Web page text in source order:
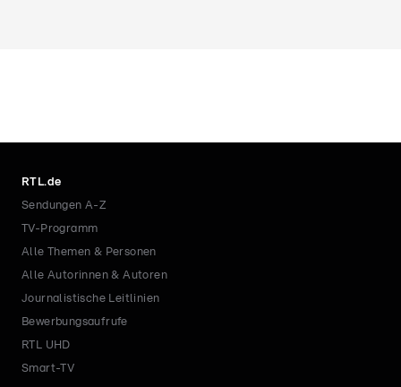
RTL.de
Sendungen A-Z
TV-Programm
Alle Themen & Personen
Alle Autorinnen & Autoren
Journalistische Leitlinien
Bewerbungsaufrufe
RTL UHD
Smart-TV